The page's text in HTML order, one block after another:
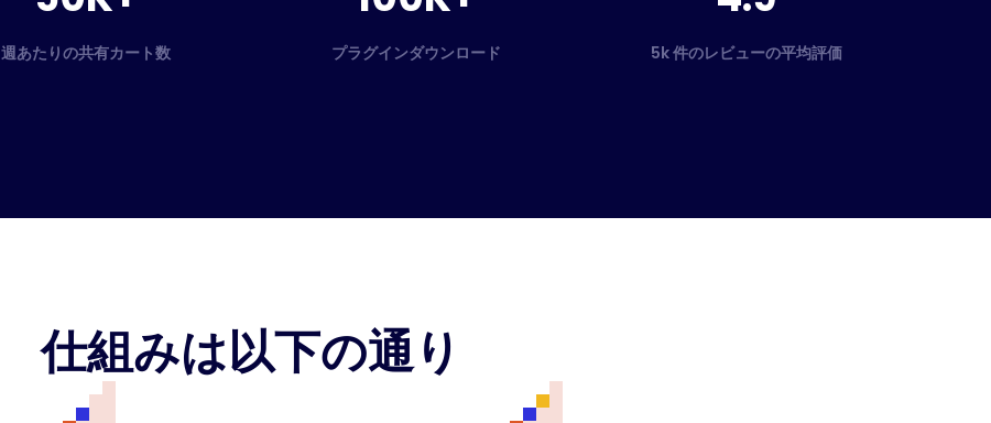
週あたりの共有カート数 プラグインダウンロード 5k 件のレビューの平均評価
仕組みは以下の通り